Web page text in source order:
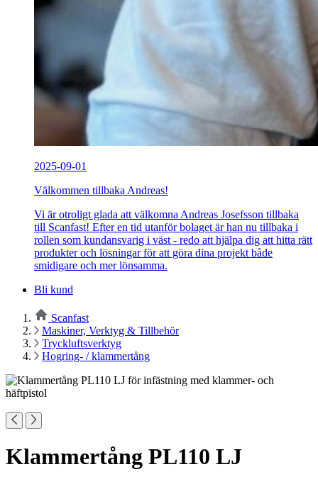
2025-09-01
Välkommen tillbaka Andreas!
Vi är otroligt glada att välkomna Andreas Josefsson tillbaka
till Scanfast! Efter en tid utanför bolaget är han nu tillbaka i
rollen som kundansvarig i väst - redo att hjälpa dig att hitta rätt
produkter och lösningar för att göra dina projekt både
smidigare och mer lönsamma.
Bli kund
Scanfast
Maskiner, Verktyg & Tillbehör
Tryckluftsverktyg
Hogring- / klammertång
Klammertång PL110 LJ